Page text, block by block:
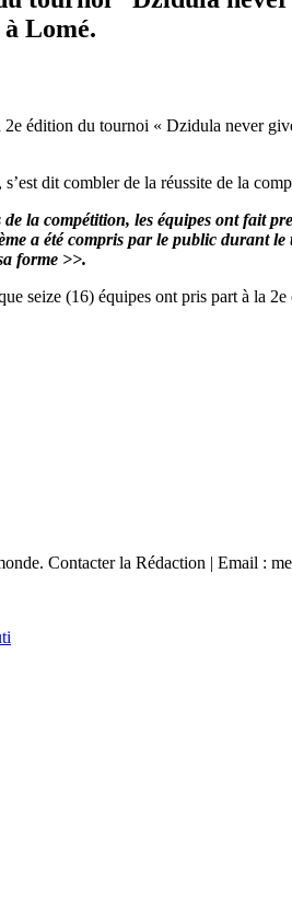
Lomé.
édition du tournoi « Dzidula never
dit combler de la réussite de la
la compétition, les équipes ont fait
a été compris par le public durant
forme >>.
seize (16) équipes ont pris part à la
Contacter la Rédaction | Email :